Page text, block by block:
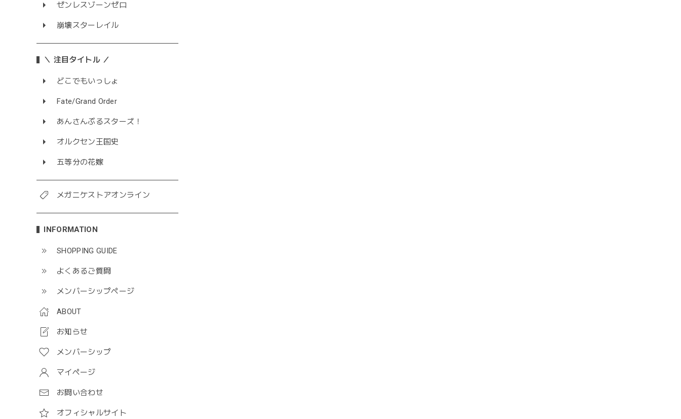
ゼンレスゾーンゼロ
崩壊スターレイル
＼ 注目タイトル ／
どこでもいっしょ
Fate/Grand Order
あんさんぶるスターズ！
オルクセン王国史
五等分の花嫁
メガニケストアオンライン
INFORMATION
SHOPPING GUIDE
よくあるご質問
メンバーシップページ
ABOUT
お知らせ
メンバーシップ
マイページ
お問い合わせ
オフィシャルサイト